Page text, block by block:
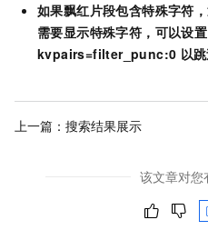
如果飘红片段包含特殊字符
需要显示特殊字符，可以设
kvpairs=filter_punc:0 以
上一篇： 搜索结果展示
该文章对您